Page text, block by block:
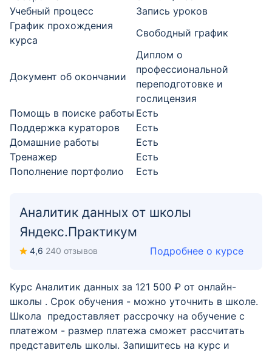
Учебный процесс
Запись уроков
График прохождения
курса
Свободный график
Документ об окончании
Диплом о
профессиональной
переподготовке и
гослицензия
Помощь в поиске работы Есть
Поддержка кураторов
Есть
Домашние работы
Есть
Тренажер
Есть
Пополнение портфолио
Есть
Аналитик данных от школы
Яндекс.Практикум
4,6 240 отзывов Подробнее о курсе
Курс Аналитик данных за 121 500 ₽ от онлайн-
школы . Срок обучения - можно уточнить в школе.
Школа предоставляет рассрочку на обучение с
платежом - размер платежа сможет рассчитать
представитель школы. Запишитесь на курс и